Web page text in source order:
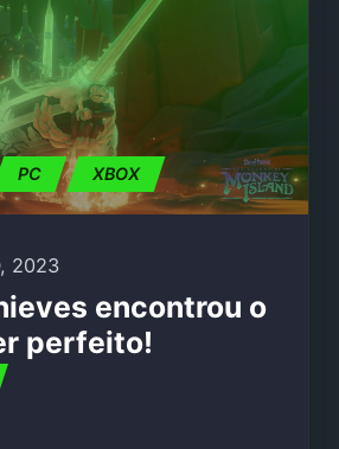
PC XBOX
2023
encontrou o
perfeito!